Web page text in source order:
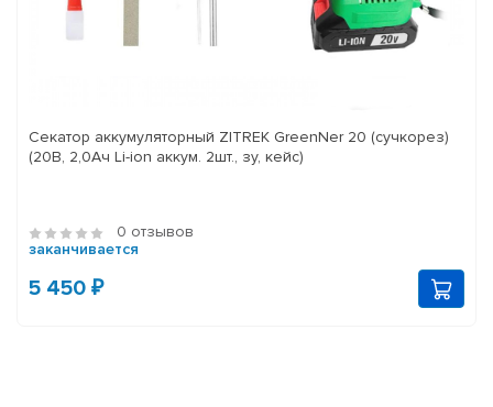
Секатор аккумуляторный ZITREK GreenNer 20 (сучкорез)
(20В, 2,0Ач Li-ion аккум. 2шт., зу, кейс)
0 отзывов
заканчивается
5 450 ₽